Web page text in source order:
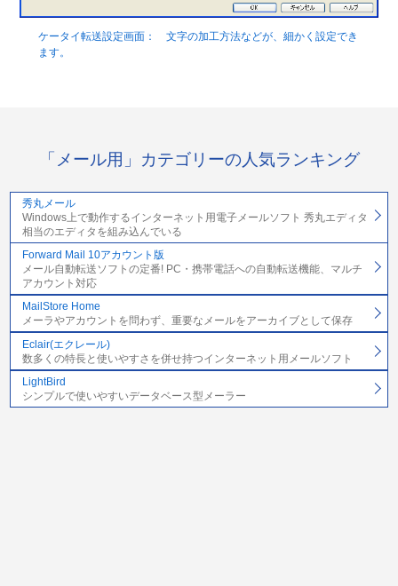
ケータイ転送設定画面： 文字の加工方法などが、細かく設定でき
ます。
「メール用」カテゴリーの人気ランキング
秀丸メール
Windows上で動作するインターネット用電子メールソフト 秀丸エディタ
相当のエディタを組み込んでいる
Forward Mail 10アカウント版
メール自動転送ソフトの定番! PC・携帯電話への自動転送機能、マルチ
アカウント対応
MailStore Home
メーラやアカウントを問わず、重要なメールをアーカイブとして保存
Eclair(エクレール)
数多くの特長と使いやすさを併せ持つインターネット用メールソフト
LightBird
シンプルで使いやすいデータベース型メーラー